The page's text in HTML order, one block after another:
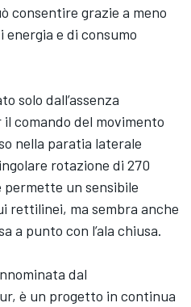
consentire grazie a meno
e di consumo
solo dall’assenza
comando del movimento
nella paratia laterale
rotazione di 270
permette un sensibile
rettilinei, ma sembra anche
a punto con l’ala chiusa.
dal
è un progetto in continua